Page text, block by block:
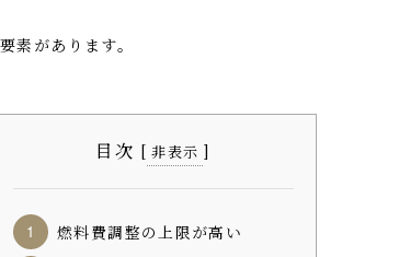
素があります。
目次 [ 非表示 ]
燃料費調整の上限が高い